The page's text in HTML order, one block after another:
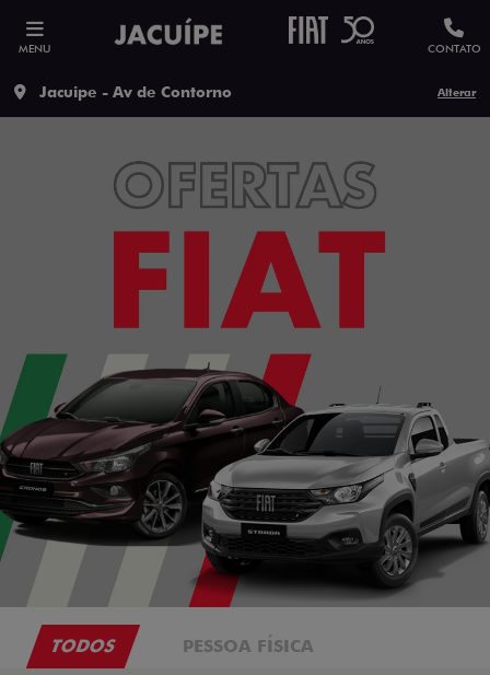
MENU CONTATO
Jacuipe - Av de Contorno Alterar
TODOS PESSOA FÍSICA